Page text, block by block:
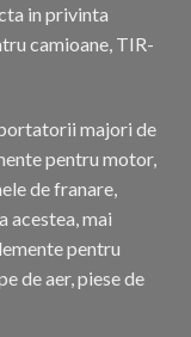
in privinta
camioane, TIR-
majori de
pentru motor,
de franare,
acestea, mai
pentru
de aer, piese de